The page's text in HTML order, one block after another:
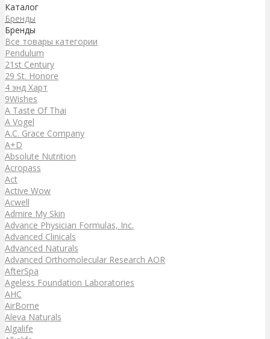
Каталог
Бренды
Бренды
Все товары категории
Pendulum
21st Century
29 St. Honore
4 энд Харт
9Wishes
A Taste Of Thai
A Vogel
A.C. Grace Company
A+D
Absolute Nutrition
Acropass
Act
Active Wow
Acwell
Admire My Skin
Advance Physician Formulas, Inc.
Advanced Clinicals
Advanced Naturals
Advanced Orthomolecular Research AOR
AfterSpa
Ageless Foundation Laboratories
AHC
AirBorne
Aleva Naturals
Algalife